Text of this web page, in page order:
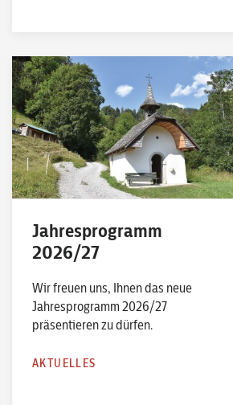
Jahresprogramm
2026/27
Wir freuen uns, Ihnen das neue
Jahresprogramm 2026/27
präsentieren zu dürfen.
AKTUELLES